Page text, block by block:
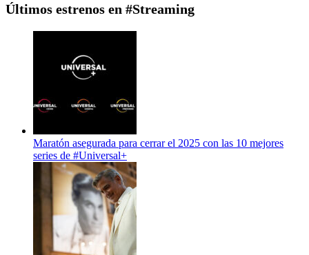
Últimos estrenos en #Streaming
Maratón asegurada para cerrar el 2025 con las 10 mejores
series de #Universal+